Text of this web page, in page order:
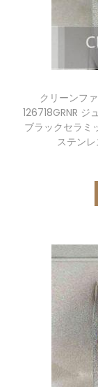
クリーンフ
126718GRNR
ブラックセラ
ステン